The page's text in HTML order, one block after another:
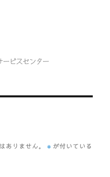
ービスセンター
ありません。 ※ が付いている